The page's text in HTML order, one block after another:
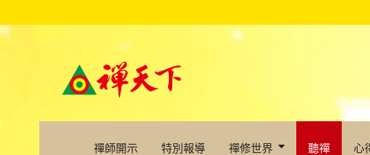
禪師開示 特別報導 禪修世界 聽禪 心